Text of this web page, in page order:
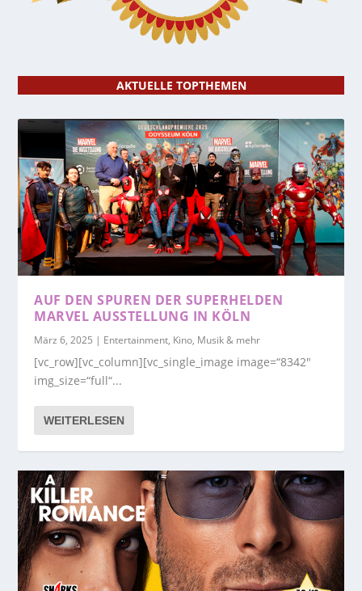
AKTUELLE TOPTHEMEN
AUF DEN SPUREN DER SUPERHELDEN
MARVEL AUSSTELLUNG IN KÖLN
März 6, 2025 | Entertainment, Kino, Musik & mehr
[vc_row][vc_column][vc_single_image image=“8342″
img_size=“full“...
WEITERLESEN